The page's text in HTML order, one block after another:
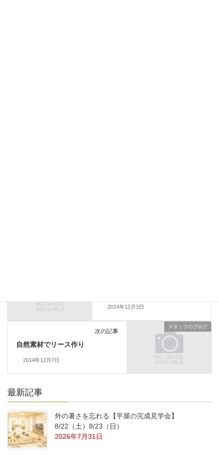
2014年12月3日
スタッフのブログ
次の記事
自然素材でリース作り
2014年12月7日
最新記事
外の暑さを忘れる【平屋の完成見学会】
8/22（土）8/23（日）
2026年7月31日